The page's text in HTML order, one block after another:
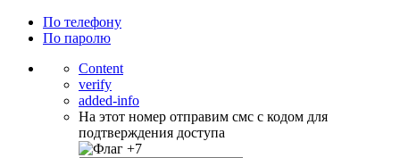
По телефону
По паролю
Content
verify
added-info
На этот номер отправим смс с кодом для
подтверждения доступа
+7